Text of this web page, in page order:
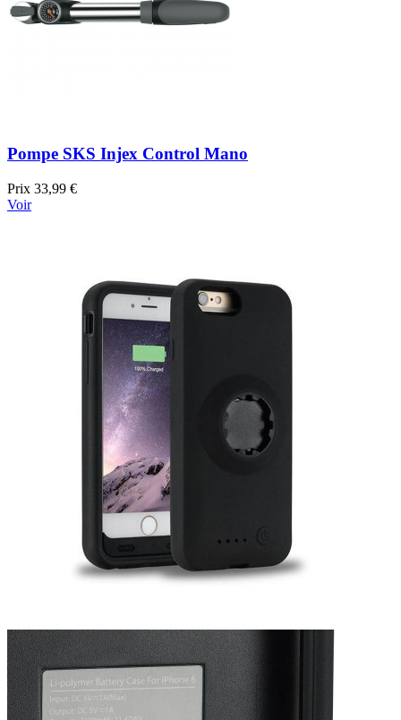
Pompe SKS Injex Control Mano
Prix 33,99 €
Voir